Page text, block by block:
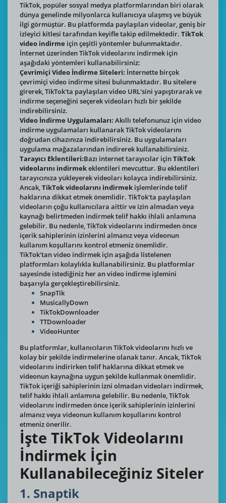
TikTok, popüler sosyal medya platformlarından biri olarak
dünya genelinde milyonlarca kullanıcıya ulaşmış ve büyük
ilgi görmüştür. Bu platformda paylaşılan videolar, geniş bir
izleyici kitlesi tarafından keyifle takip edilmektedir. TikTok
video indirme için çeşitli yöntemler bulunmaktadır.
İnternet üzerinden TikTok videolarını indirmek için
aşağıdaki yöntemleri kullanabilirsiniz:
Çevrimiçi Video İndirme Siteleri: İnternette birçok
çevrimiçi video indirme sitesi bulunmaktadır. Bu sitelere
girerek, TikTok'ta paylaşılan video URL'sini yapıştırarak ve
indirme seçeneğini seçerek videoları hızlı bir şekilde
indirebilirsiniz.
Video İndirme Uygulamaları: Akıllı telefonunuz için video
indirme uygulamaları kullanarak TikTok videolarını
doğrudan cihazınıza indirebilirsiniz. Bu uygulamaları
uygulama mağazalarından indirerek kullanabilirsiniz.
Tarayıcı Eklentileri:Bazı internet tarayıcılar içinTikTok
videolarını indirmekeklentileri mevcuttur. Bu eklentileri
tarayıcınıza yükleyerek videoları kolayca indirebilirsiniz.
Ancak,TikTok videolarını indirmek işlemlerinde telif
haklarına dikkat etmek önemlidir. TikTok'ta paylaşılan
videoların çoğu kullanıcılara aittir ve izin almadan veya
kaynağı belirtmeden indirmek telif hakkı ihlali anlamına
gelebilir. Bu nedenle, TikTok videolarını indirmeden önce
içerik sahiplerinin izinlerini almanız veya videonun
kullanım koşullarını kontrol etmeniz önemlidir.
TikTok'tan video indirmek için aşağıda listelenen
platformları kolaylıkla kullanabilirsiniz. Bu platformlar
sayesinde istediğiniz her an video indirme işlemini
başarıyla gerçekleştirebilirsiniz.
SnapTik
MusicallyDown
TikTokDownloader
TTDownloader
VideoHunter
Bu platformlar, kullanıcıların TikTok videolarını hızlı ve
kolay bir şekilde indirmelerine olanak tanır. Ancak, TikTok
videolarını indirirken telif haklarına dikkat etmek ve
videonun kaynağına uygun şekilde kullanmak önemlidir.
TikTok içeriği sahiplerinin izni olmadan videoları indirmek,
telif hakkı ihlali anlamına gelebilir. Bu nedenle, TikTok
videolarını indirmeden önce içerik sahiplerinin izinlerini
almanız veya videonun kullanım koşullarını kontrol
etmeniz önerilir.
İşte TikTok Videolarını
İndirmek İçin
Kullanabileceğiniz Siteler
1. Snaptik